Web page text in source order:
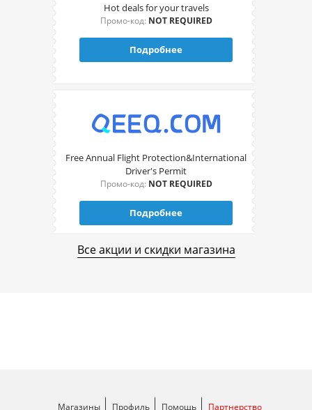
Hot deals for your travels
Промо-код: NOT REQUIRED
Подробнее
Free Annual Flight Protection&International
Driver's Permit
Промо-код: NOT REQUIRED
Подробнее
Все акции и скидки магазина
Магазины Профиль Помощь Партнерство